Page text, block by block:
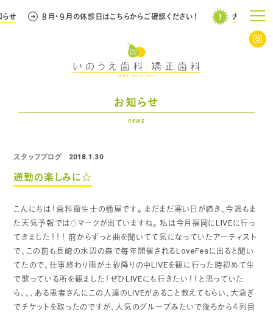
せ ８月・９月の休診日はこちらからご確認ください！ 大事なお知ら
お知らせ
news
スタッフブログ 2018.1.30
通勤の楽しみに☆
こんにちは！歯科衛生士の桶屋です。 まだまだ寒い日が続き、今週もま
た天気予報では☃マークが出ていますね。 私は今月福岡にLIVEに行っ
てきました！！！ 前からずっと曲を聞いてて気になっていたアーティスト
で、この前も長崎の水辺の森で毎年開催されるLoveFesに出ると聞い
てたので、仕事終わり雨が土砂降りの中LIVEを観に行った時初めて生
で歌っている所を観ました！ぜひLIVEにも行きたい！！と思っていた
ら、、、ある患者さんにこの人達のLIVEがあること教えてもらい、大急ぎ
でチケットを取ったのですが、人気のグループみたいで後ろから４列目